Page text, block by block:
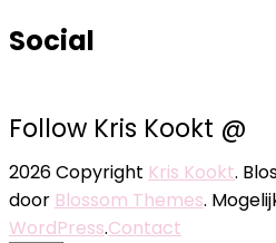
Social
Follow Kris Kookt @
2026 Copyright Kris Kookt.
door Blossom Themes.
WordPress.Contact